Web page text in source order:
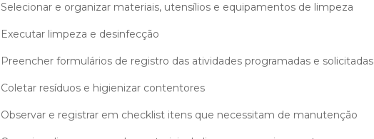
Selecionar e organizar materiais, utensílios e equipamentos de limpeza
Executar limpeza e desinfecção
Preencher formulários de registro das atividades programadas e solicitadas
Coletar resíduos e higienizar contentores
Observar e registrar em checklist itens que necessitam de manutenção